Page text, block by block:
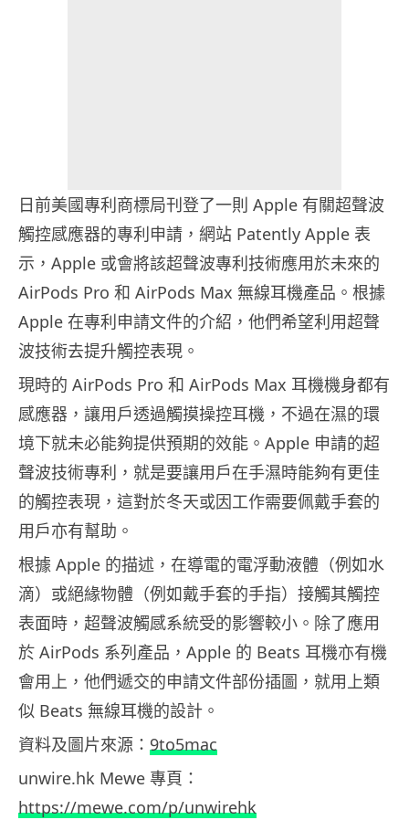
日前美國專利商標局刊登了一則 Apple 有關超聲波
觸控感應器的專利申請，網站 Patently Apple 表
示，Apple 或會將該超聲波專利技術應用於未來的
AirPods Pro 和 AirPods Max 無線耳機產品。根據
Apple 在專利申請文件的介紹，他們希望利用超聲
波技術去提升觸控表現。
現時的 AirPods Pro 和 AirPods Max 耳機機身都有
感應器，讓用戶透過觸摸操控耳機，不過在濕的環
境下就未必能夠提供預期的效能。Apple 申請的超
聲波技術專利，就是要讓用戶在手濕時能夠有更佳
的觸控表現，這對於冬天或因工作需要佩戴手套的
用戶亦有幫助。
根據 Apple 的描述，在導電的電浮動液體（例如水
滴）或絕緣物體（例如戴手套的手指）接觸其觸控
表面時，超聲波觸感系統受的影響較小。除了應用
於 AirPods 系列產品，Apple 的 Beats 耳機亦有機
會用上，他們遞交的申請文件部份插圖，就用上類
似 Beats 無線耳機的設計。
資料及圖片來源： 9to5mac
unwire.hk Mewe 專頁：
https://mewe.com/p/unwirehk